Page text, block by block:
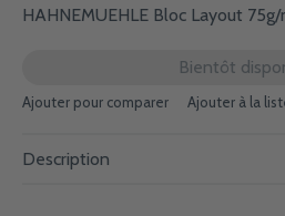
HAHNEMUEHLE Bloc Layout
Bientôt
Ajouter pour comparer Ajouter à la
Description